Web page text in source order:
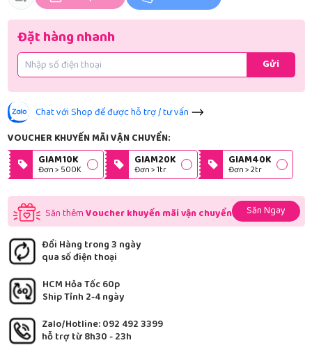
Đặt hàng nhanh
Gửi
Chat với Shop để được hỗ trợ / tư vấn
VOUCHER KHUYẾN MÃI VẬN CHUYỂN:
GIAM10K
Đơn > 500K
GIAM20K
Đơn > 1tr
GIAM40K
Đơn > 2tr
Săn thêmVoucher khuyến mãi vận chuyển Săn Ngay
Đổi Hàng trong 3 ngày
qua số điện thoại
HCM Hỏa Tốc 60p
Ship Tỉnh 2-4 ngày
Zalo/Hotline: 092 492 3399
hỗ trợ từ 8h30 - 23h